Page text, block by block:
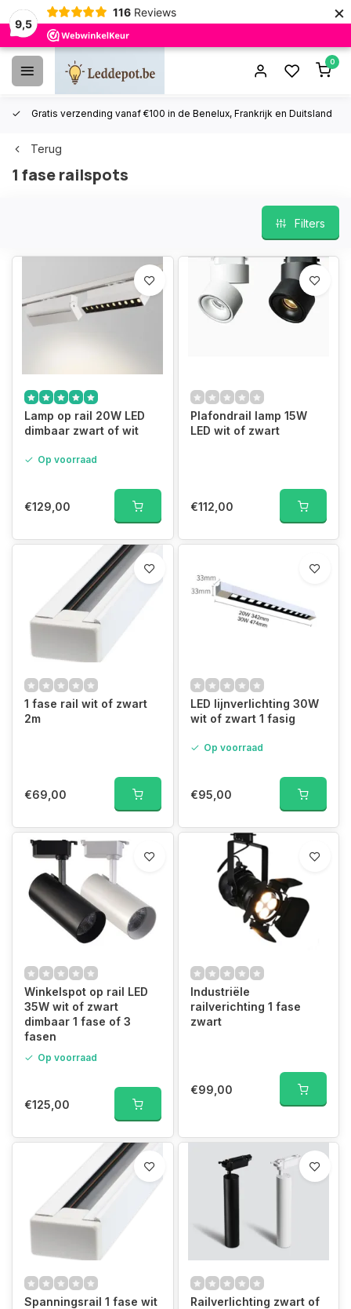
9,5
116 Reviews ×
0
Gratis verzending vanaf €100 in de Benelux, Frankrijk en Duitsland
Terug
1 fase railspots
Filters
Lamp op rail 20W LED
dimbaar zwart of wit
Op voorraad
€129,00
Plafondrail lamp 15W
LED wit of zwart
€112,00
1 fase rail wit of zwart
2m
€69,00
LED lijnverlichting 30W
wit of zwart 1 fasig
Op voorraad
€95,00
Winkelspot op rail LED
35W wit of zwart
dimbaar 1 fase of 3
fasen
Op voorraad
€125,00
Industriële
railverichting 1 fase
zwart
€99,00
Spanningsrail 1 fase wit
Railverlichting zwart of